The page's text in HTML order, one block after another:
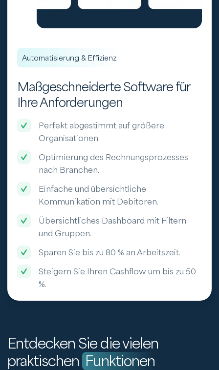
Automatisierung & Effizienz
Maßgeschneiderte Software für
Ihre Anforderungen
Perfekt abgestimmt auf größere
Organisationen.
Optimierung des Rechnungsprozesses
nach Branchen.
Einfache und übersichtliche
Kommunikation mit Debitoren.
Übersichtliches Dashboard mit Filtern
und Gruppen.
Sparen Sie bis zu 80 % an Arbeitszeit.
Steigern Sie Ihren Cashflow um bis zu 50
%.
Entdecken Sie die vielen
praktischen Funktionen